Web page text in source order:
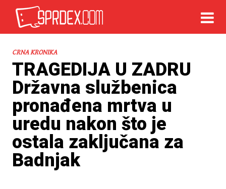
CRNA KRONIKA
TRAGEDIJA U ZADRU
Državna službenica
pronađena mrtva u
uredu nakon što je
ostala zaključana za
Badnjak